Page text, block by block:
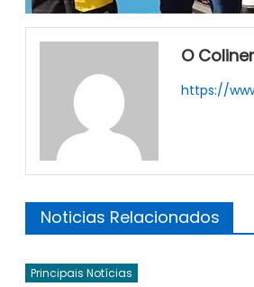
O
https://
Noticias Relacionados
Principais Notícias